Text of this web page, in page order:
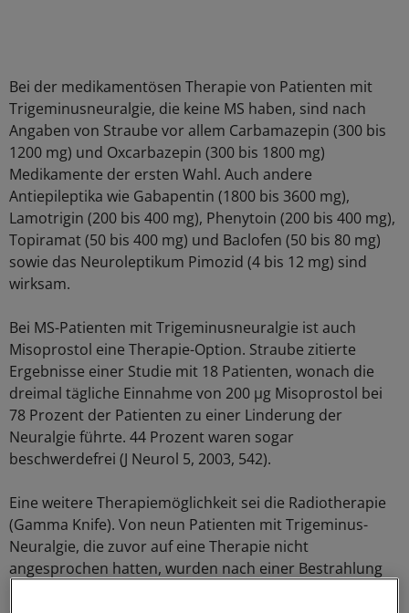
Bei der medikamentösen Therapie von Patienten mit
Trigeminusneuralgie, die keine MS haben, sind nach
Angaben von Straube vor allem Carbamazepin (300 bis
1200 mg) und Oxcarbazepin (300 bis 1800 mg)
Medikamente der ersten Wahl. Auch andere
Antiepileptika wie Gabapentin (1800 bis 3600 mg),
Lamotrigin (200 bis 400 mg), Phenytoin (200 bis 400 mg),
Topiramat (50 bis 400 mg) und Baclofen (50 bis 80 mg)
sowie das Neuroleptikum Pimozid (4 bis 12 mg) sind
wirksam.
Bei MS-Patienten mit Trigeminusneuralgie ist auch
Misoprostol eine Therapie-Option. Straube zitierte
Ergebnisse einer Studie mit 18 Patienten, wonach die
dreimal tägliche Einnahme von 200 µg Misoprostol bei
78 Prozent der Patienten zu einer Linderung der
Neuralgie führte. 44 Prozent waren sogar
beschwerdefrei (J Neurol 5, 2003, 542).
Eine weitere Therapiemöglichkeit sei die Radiotherapie
(Gamma Knife). Von neun Patienten mit Trigeminus-
Neuralgie, die zuvor auf eine Therapie nicht
angesprochen hatten, wurden nach einer Bestrahlung